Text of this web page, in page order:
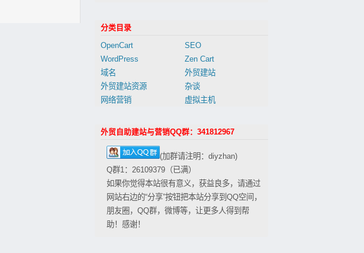
分类目录
OpenCart
SEO
WordPress
Zen Cart
域名
外贸建站
外贸建站资源
杂谈
网络营销
虚拟主机
外贸自助建站与营销QQ群：341812967
(加群请注明：diyzhan)
Q群1：26109379（已满）
如果你觉得本站很有意义，获益良多，请通过
网站右边的“分享”按钮把本站分享到QQ空间，
朋友圈，QQ群，微博等，让更多人得到帮
助！感谢！